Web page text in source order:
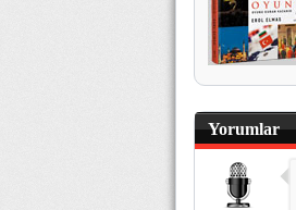
Yorumlar